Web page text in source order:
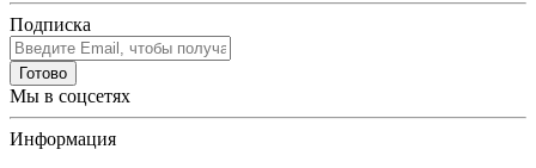
Подписка
Готово
Мы в соцсетях
Информация